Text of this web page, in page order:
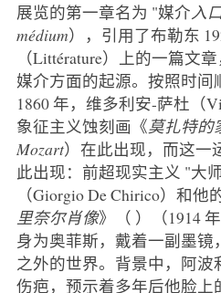
展览的第一章名为 "媒介入
médium），引用了布勒东
（Littérature）上的一篇文
媒介方面的起源。按照时间
1860 年，维多利安-萨杜（
象征主义蚀刻画《莫扎特的
Mozart）在此出现，而这一
此出现：前超现实主义 "大
（Giorgio De Chirico）和他
里奈尔肖像》（ ）（1914
身为奥菲斯，戴着一副墨
之外的世界。背景中，阿
伤疤，预示着多年后他脸上